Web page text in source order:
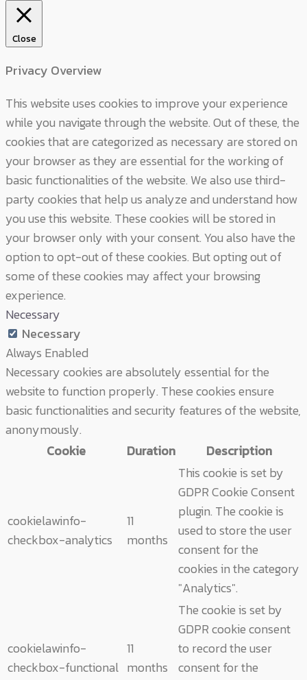
Close
Privacy Overview
This website uses cookies to improve your experience
while you navigate through the website. Out of these, the
cookies that are categorized as necessary are stored on
your browser as they are essential for the working of
basic functionalities of the website. We also use third-
party cookies that help us analyze and understand how
you use this website. These cookies will be stored in
your browser only with your consent. You also have the
option to opt-out of these cookies. But opting out of
some of these cookies may affect your browsing
experience.
Necessary
Necessary
Always Enabled
Necessary cookies are absolutely essential for the
website to function properly. These cookies ensure
basic functionalities and security features of the website,
anonymously.
Cookie
Duration Description
cookielawinfo-
checkbox-analytics
11
months
This cookie is set by
GDPR Cookie Consent
plugin. The cookie is
used to store the user
consent for the
cookies in the category
"Analytics".
cookielawinfo-
checkbox-functional
11
months
The cookie is set by
GDPR cookie consent
to record the user
consent for the